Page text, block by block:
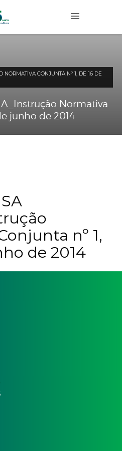
NORMATIVA CONJUNTA Nº 1, DE
de junho de 2014
Conjunta nº
de 2014